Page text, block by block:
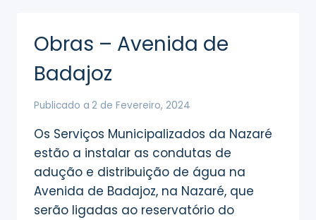
Obras – Avenida de
Badajoz
Publicado a 2 de Fevereiro, 2024
Os Serviços Municipalizados da Nazaré
estão a instalar as condutas de
adução e distribuição de água na
Avenida de Badajoz, na Nazaré, que
serão ligadas ao reservatório do